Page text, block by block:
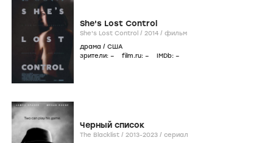
She's Lost Control
She's Lost Control / 2014 / фильм
драма / США
зрители: – film.ru: – IMDb: –
Черный список
The Blacklist / 2013-2023 / сериал